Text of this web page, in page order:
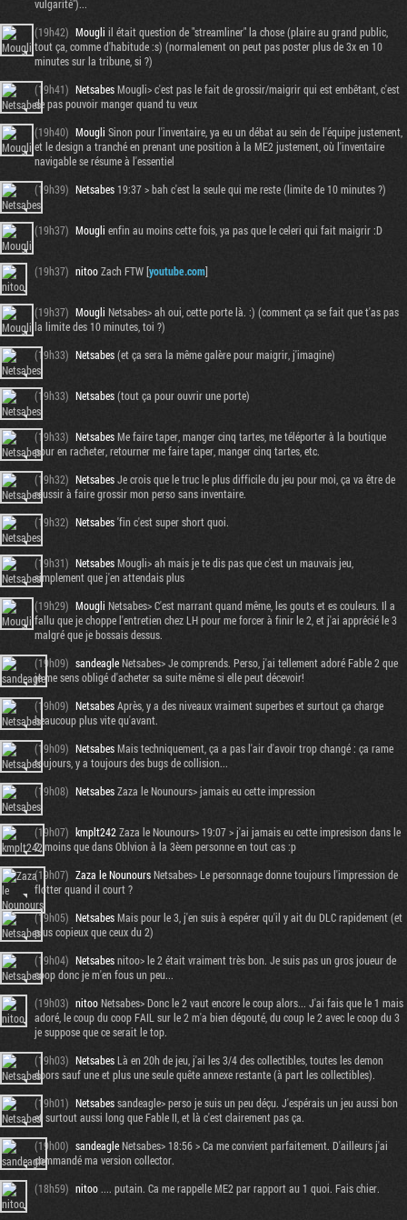
vulgarité")...
(19h42) Mougli il était question de "streamliner" la chose (plaire au grand public,
tout ça, comme d'habitude :s) (normalement on peut pas poster plus de 3x en 10
minutes sur la tribune, si ?)
(19h41) NetsabesMougli> c'est pas le fait de grossir/maigrir qui est embêtant, c'est
de pas pouvoir manger quand tu veux
(19h40) Mougli Sinon pour l'inventaire, ya eu un débat au sein de l'équipe justement,
et le design a tranché en prenant une position à la ME2 justement, où l'inventaire
navigable se résume à l'essentiel
(19h39) Netsabes 19:37 > bah c'est la seule qui me reste (limite de 10 minutes ?)
(19h37) Mougli enfin au moins cette fois, ya pas que le celeri qui fait maigrir :D
(19h37) nitooZach FTW [youtube.com]
(19h37) Mougli Netsabes> ah oui, cette porte là. :) (comment ça se fait que t'as pas
la limite des 10 minutes, toi ?)
(19h33) Netsabes(et ça sera la même galère pour maigrir, j'imagine)
(19h33) Netsabes(tout ça pour ouvrir une porte)
(19h33) NetsabesMe faire taper, manger cinq tartes, me téléporter à la boutique
pour en racheter, retourner me faire taper, manger cinq tartes, etc.
(19h32) NetsabesJe crois que le truc le plus difficile du jeu pour moi, ça va être de
réussir à faire grossir mon perso sans inventaire.
(19h32) Netsabes'fin c'est super short quoi.
(19h31) NetsabesMougli> ah mais je te dis pas que c'est un mauvais jeu,
simplement que j'en attendais plus
(19h29) Mougli Netsabes> C'est marrant quand même, les gouts et es couleurs. Il a
fallu que je choppe l'entretien chez LH pour me forcer à finir le 2, et j'ai apprécié le 3
malgré que je bossais dessus.
(19h09) sandeagleNetsabes> Je comprends. Perso, j'ai tellement adoré Fable 2 que
je me sens obligé d'acheter sa suite même si elle peut décevoir!
(19h09) NetsabesAprès, y a des niveaux vraiment superbes et surtout ça charge
beaucoup plus vite qu'avant.
(19h09) NetsabesMais techniquement, ça a pas l'air d'avoir trop changé : ça rame
toujours, y a toujours des bugs de collision...
(19h08) NetsabesZaza le Nounours> jamais eu cette impression
(19h07) kmplt242Zaza le Nounours> 19:07 > j'ai jamais eu cette impresison dans le
2, moins que dans Oblvion à la 3èem personne en tout cas :p
(19h07) Zaza le NounoursNetsabes> Le personnage donne toujours l'impression de
flotter quand il court ?
(19h05) NetsabesMais pour le 3, j'en suis à espérer qu'il y ait du DLC rapidement (et
plus copieux que ceux du 2)
(19h04) Netsabesnitoo> le 2 était vraiment très bon. Je suis pas un gros joueur de
coop donc je m'en fous un peu...
(19h03) nitooNetsabes> Donc le 2 vaut encore le coup alors... J'ai fais que le 1 mais
adoré, le coup du coop FAIL sur le 2 m'a bien dégouté, du coup le 2 avec le coop du 3
je suppose que ce serait le top.
(19h03) NetsabesLà en 20h de jeu, j'ai les 3/4 des collectibles, toutes les demon
doors sauf une et plus une seule quête annexe restante (à part les collectibles).
(19h01) Netsabessandeagle> perso je suis un peu déçu. J'espérais un jeu aussi bon
et surtout aussi long que Fable II, et là c'est clairement pas ça.
(19h00) sandeagleNetsabes> 18:56 > Ca me convient parfaitement. D'ailleurs j'ai
commandé ma version collector.
(18h59) nitoo .... putain. Ca me rappelle ME2 par rapport au 1 quoi. Fais chier.